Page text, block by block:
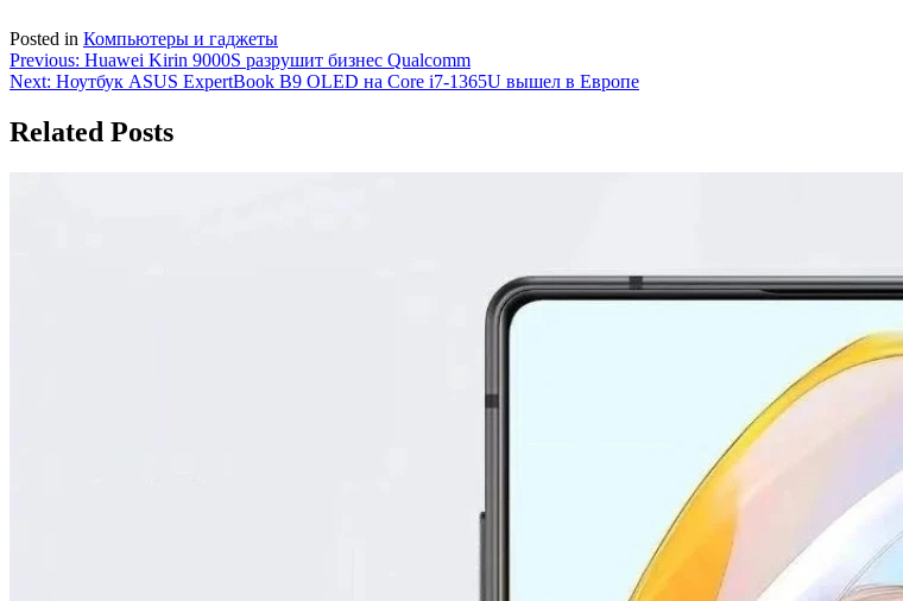
Posted in Компьютеры и гаджеты
Навигация
по
записям
Previous: Huawei Kirin 9000S разрушит бизнес Qualcomm
Next: Ноутбук ASUS ExpertBook B9 OLED на Core i7-1365U вышел в Европе
Related Posts